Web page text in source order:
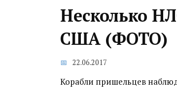
Несколько
США (ФОТО)
22.06.2017
Корабли пришельцев